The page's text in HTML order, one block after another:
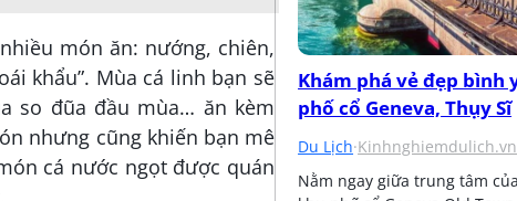
món ăn: nướng, chiên,
khẩu”. Mùa cá linh bạn sẽ
so đũa đầu mùa… ăn kèm
nhưng cũng khiến bạn mê
cá nước ngọt được quán
Khám phá vẻ đẹp bình
phố cổ Geneva, Thụy Sĩ
Du Lịch·Kinhnghiemdulich.vn
Nằm ngay giữa trung tâm